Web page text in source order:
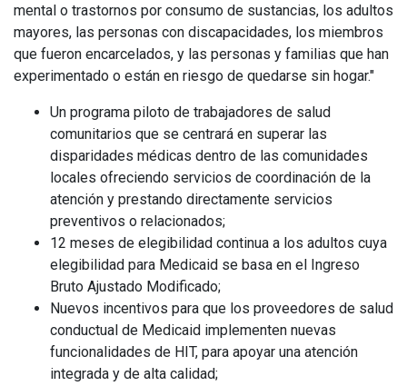
mental o trastornos por consumo de sustancias, los adultos
mayores, las personas con discapacidades, los miembros
que fueron encarcelados, y las personas y familias que han
experimentado o están en riesgo de quedarse sin hogar."
Un programa piloto de trabajadores de salud
comunitarios que se centrará en superar las
disparidades médicas dentro de las comunidades
locales ofreciendo servicios de coordinación de la
atención y prestando directamente servicios
preventivos o relacionados;
12 meses de elegibilidad continua a los adultos cuya
elegibilidad para Medicaid se basa en el Ingreso
Bruto Ajustado Modificado;
Nuevos incentivos para que los proveedores de salud
conductual de Medicaid implementen nuevas
funcionalidades de HIT, para apoyar una atención
integrada y de alta calidad;